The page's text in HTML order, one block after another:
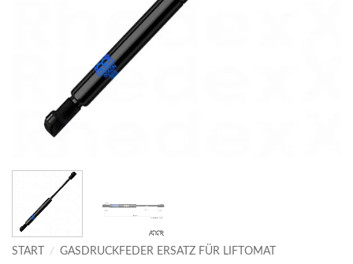
START / GASDRUCKFEDER ERSATZ FÜR LIFTOMAT